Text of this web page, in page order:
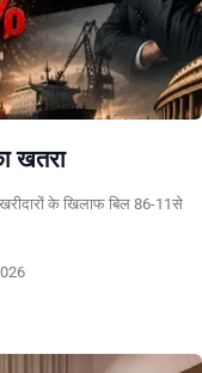
खतरा
के खिलाफ बिल 86-11से